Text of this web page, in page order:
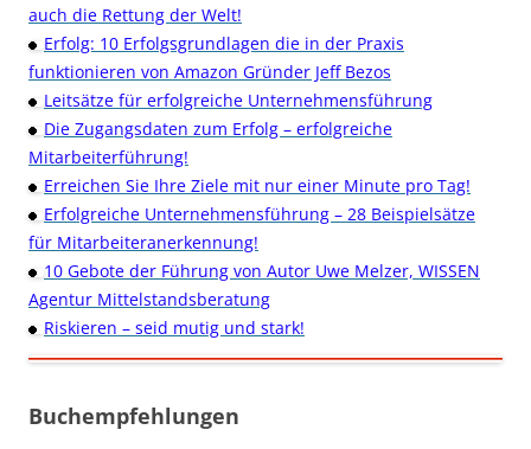
auch die Rettung der Welt!
Erfolg: 10 Erfolgsgrundlagen die in der Praxis
funktionieren von Amazon Gründer Jeff Bezos
Leitsätze für erfolgreiche Unternehmensführung
Die Zugangsdaten zum Erfolg – erfolgreiche
Mitarbeiterführung!
Erreichen Sie Ihre Ziele mit nur einer Minute pro Tag!
Erfolgreiche Unternehmensführung – 28 Beispielsätze
für Mitarbeiteranerkennung!
10 Gebote der Führung von Autor Uwe Melzer, WISSEN
Agentur Mittelstandsberatung
Riskieren – seid mutig und stark!
Buchempfehlungen